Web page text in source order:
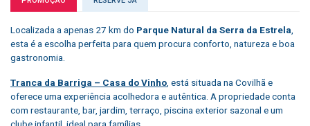
Localizada a apenas 27 km do Parque Natural da Serra da Estrela
esta é a escolha perfeita para quem procura conforto, natureza e boa
gastronomia.
Tranca da Barriga – Casa do Vinho , está situada na Covilhã e
oferece uma experiência acolhedora e autêntica. A propriedade conta
com restaurante, bar, jardim, terraço, piscina exterior sazonal e um